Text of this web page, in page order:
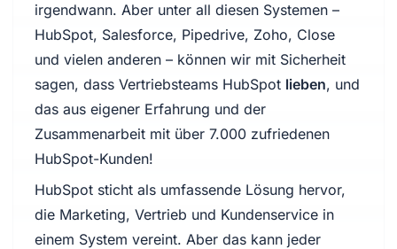
irgendwann. Aber unter all diesen Systemen –
HubSpot, Salesforce, Pipedrive, Zoho, Close
und vielen anderen – können wir mit Sicherheit
sagen, dass Vertriebsteams HubSpot lieben, und
das aus eigener Erfahrung und der
Zusammenarbeit mit über 7.000 zufriedenen
HubSpot-Kunden!
HubSpot sticht als umfassende Lösung hervor,
die Marketing, Vertrieb und Kundenservice in
einem System vereint. Aber das kann jeder